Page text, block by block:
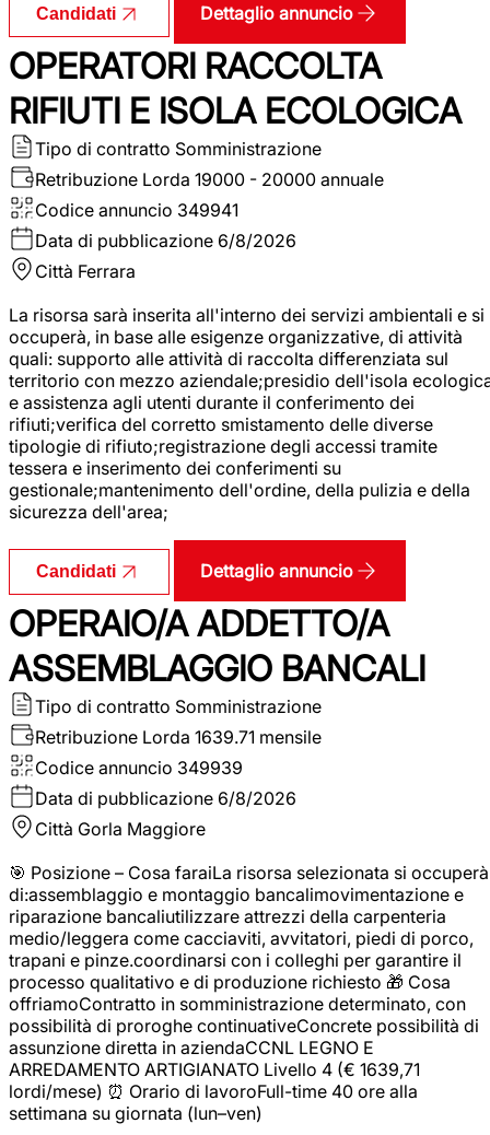
Candidati Dettaglio annuncio
OPERATORI RACCOLTA
RIFIUTI E ISOLA ECOLOGICA
Tipo di contratto Somministrazione
Retribuzione Lorda 19000 - 20000 annuale
Codice annuncio 349941
Data di pubblicazione 6/8/2026
Città Ferrara
La risorsa sarà inserita all'interno dei servizi ambientali e si
occuperà, in base alle esigenze organizzative, di attività
quali: supporto alle attività di raccolta differenziata sul
territorio con mezzo aziendale;presidio dell'isola
e assistenza agli utenti durante il conferimento dei
rifiuti;verifica del corretto smistamento delle diverse
tipologie di rifiuto;registrazione degli accessi tramite
tessera e inserimento dei conferimenti su
gestionale;mantenimento dell'ordine, della pulizia e della
sicurezza dell'area;
Candidati Dettaglio annuncio
OPERAIO/A ADDETTO/A
ASSEMBLAGGIO BANCALI
Tipo di contratto Somministrazione
Retribuzione Lorda 1639.71 mensile
Codice annuncio 349939
Data di pubblicazione 6/8/2026
Città Gorla Maggiore
🎯 Posizione – Cosa faraiLa risorsa selezionata si occuperà
di:assemblaggio e montaggio bancalimovimentazione e
riparazione bancaliutilizzare attrezzi della carpenteria
medio/leggera come cacciaviti, avvitatori, piedi di porco,
trapani e pinze.coordinarsi con i colleghi per garantire il
processo qualitativo e di produzione richiesto 🎁 Cosa
offriamoContratto in somministrazione determinato, con
possibilità di proroghe continuativeConcrete possibilità di
assunzione diretta in aziendaCCNL LEGNO E
ARREDAMENTO ARTIGIANATO Livello 4 (€ 1639,71
lordi/mese) ⏰ Orario di lavoroFull-time 40 ore alla
settimana su giornata (lun–ven)